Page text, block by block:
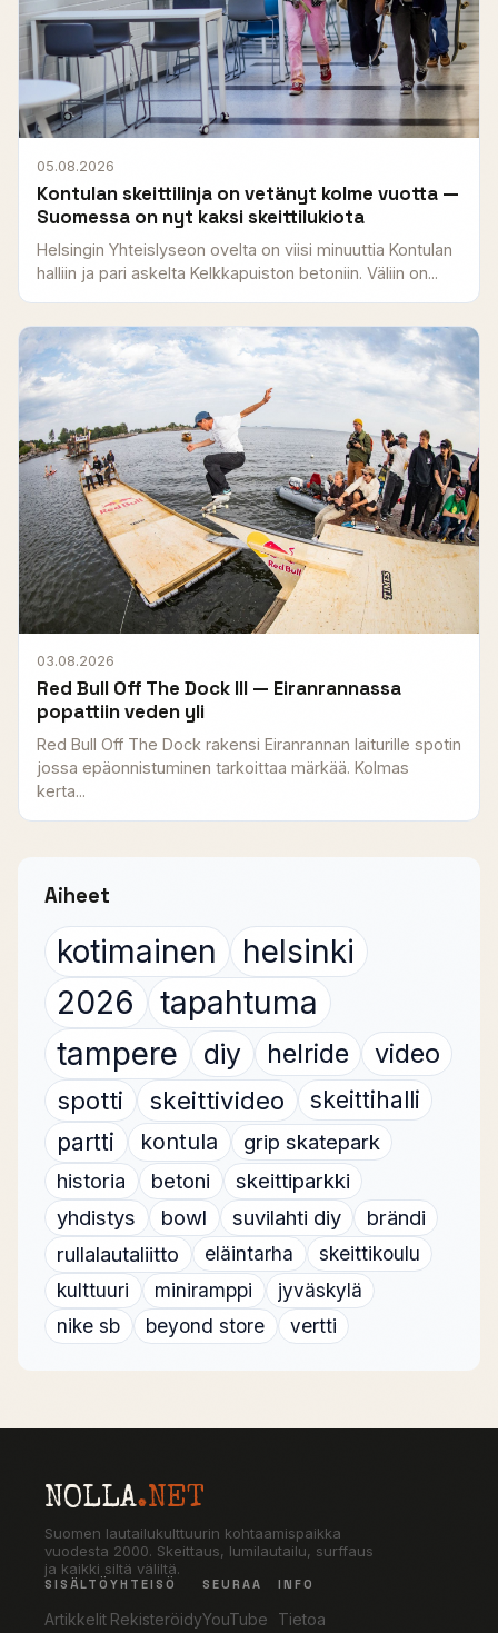
05.08.2026
Kontulan skeittilinja on vetänyt kolme vuotta —
Suomessa on nyt kaksi skeittilukiota
Helsingin Yhteislyseon ovelta on viisi minuuttia Kontulan
halliin ja pari askelta Kelkkapuiston betoniin. Väliin on...
03.08.2026
Red Bull Off The Dock III — Eiranrannassa
popattiin veden yli
Red Bull Off The Dock rakensi Eiranrannan laiturille spotin
jossa epäonnistuminen tarkoittaa märkää. Kolmas
kerta...
Aiheet
kotimainen
helsinki
2026
tapahtuma
tampere
diy helride video
spotti skeittivideo
skeittihalli
partti
kontula
grip skatepark
historia
betoni
skeittiparkki
yhdistys
bowl suvilahti diy
brändi
rullalautaliitto
eläintarha
skeittikoulu
kulttuuri
miniramppi
jyväskylä
nike sb
beyond store vertti
NOLLA.NET
Suomen lautailukulttuurin kohtaamispaikka
vuodesta 2000. Skeittaus, lumilautailu, surffaus
ja kaikki siltä väliltä.
SISÄLTÖ
Artikkelit
YHTEISÖ
Rekisteröidy
SEURAA
YouTube
INFO
Tietoa